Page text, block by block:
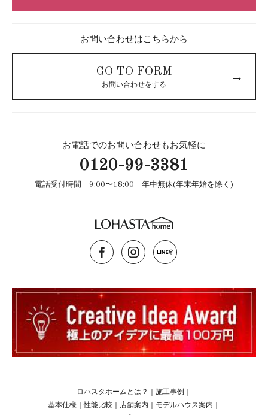
お問い合わせはこちらから
GO TO FORM
お問い合わせをする
→
お電話でのお問い合わせもお気軽に
0120-99-3381
電話受付時間 9:00〜18:00 年中無休(年末年始を除く)
ロハスタホームとは？ 施工事例
基本仕様 ｜性能比較 店舗案内 モデルハウス案内